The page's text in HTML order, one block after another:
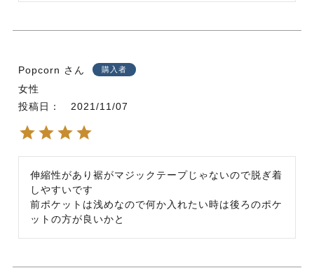
Popcorn 購入者
女性
投稿日
2021/11/07
伸縮性があり裾がマジックテープじゃないので脱ぎ着
しやすいです
前ポケットは浅めなので何か入れたい時は後ろのポケ
ットの方が良いかと